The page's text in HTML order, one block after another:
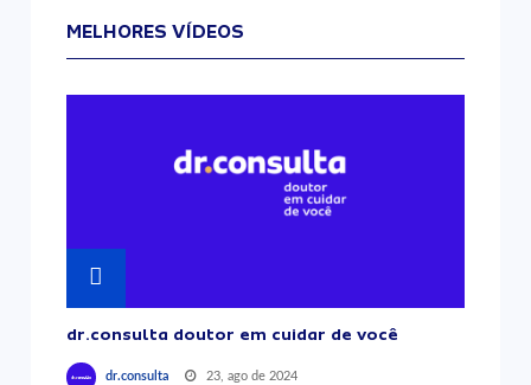
MELHORES VÍDEOS
dr.consulta doutor em cuidar de você
dr.consulta 23, ago de 2024